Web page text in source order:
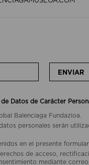
ENVIAR
Datos de Carácter
Balenciaga Fundazioa.
personales serán
en el presente
de acceso,
mediante